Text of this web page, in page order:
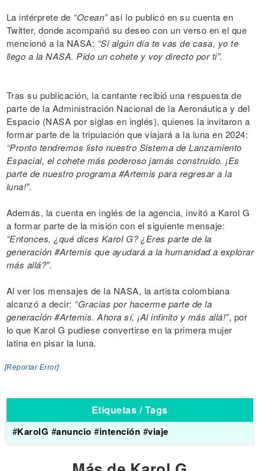
La intérprete de “Ocean”así lo publicó en su cuenta en
Twitter, donde acompañó su deseo con un verso en el que
mencionó a la NASA: “Si algún día te vas de casa, yo te
llego a la NASA. Pido un cohete y voy directo por ti”.
Tras su publicación, la cantante recibió una respuesta de
parte de la Administración Nacional de la Aeronáutica y del
Espacio (NASA por siglas en inglés), quienes la invitaron a
formar parte de la tripulación que viajará a la luna en 2024:
“Pronto tendremos listo nuestro Sistema de Lanzamiento
Espacial, el cohete más poderoso jamás construido. ¡Es
parte de nuestro programa #Artemis para regresar a la
luna!”.
Además, la cuenta en inglés de la agencia, invitó a Karol G
a formar parte de la misión con el siguiente mensaje:
“Entonces, ¿qué dices Karol G? ¿Eres parte de la
generación #Artemis que ayudará a la humanidad a explorar
más allá?”.
Al ver los mensajes de la NASA, la artista colombiana
alcanzó a decir: “Gracias por hacerme parte de la
generación #Artemis. Ahora sí, ¡Al infinito y más allá!”, por
lo que Karol G pudiese convertirse en la primera mujer
latina en pisar la luna.
[Reportar Error]
Etiquetas / Tags
#KarolG #anuncio #intención #viaje